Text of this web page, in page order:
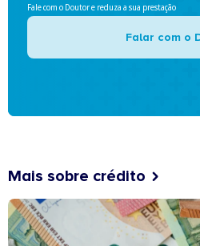
Fale com o Doutor e reduza a sua prestação
Falar com o
Mais sobre crédito